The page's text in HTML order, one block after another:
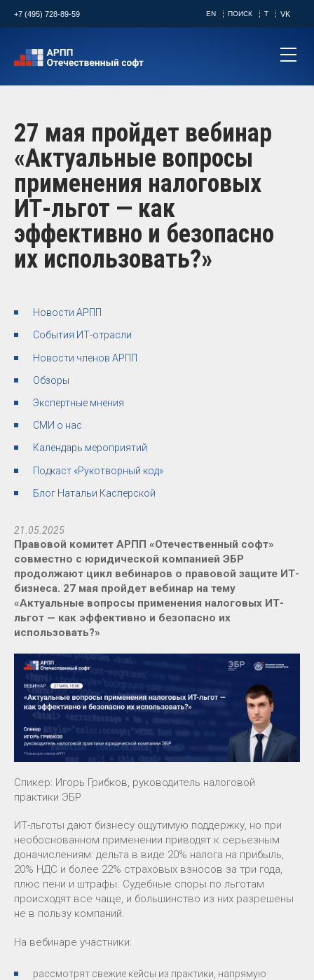
+7 (495) 728-89-59 EN ПОИСК T VK
27 мая пройдет вебинар
«Актуальные вопросы
применения налоговых
ИТ-льгот — как
эффективно и безопасно
их использовать?»
Новости АРПП
События ИТ-отрасли
Новости членов АРПП
Обзоры
Экспертные мнения
СМИ о нас
Календарь мероприятий
Подкаст «Рукотворный код»
Блог Натальи Касперской
21.05.2025
Правовой комитет АРПП «Отечественный софт»
совместно с юридической компанией ЭБР
продолжают цикл вебинаров о правовой защите ИТ-
бизнеса. 27 мая пройдет вебинар на тему
«Актуальные вопросы применения налоговых ИТ-
льгот — как эффективно и безопасно их
использовать?»
Спикер: Игорь Грибков, руководитель налоговой
практики ЭБР
ИТ-льготы дают бизнесу ощутимую поддержку, но при
необоснованном применении приводят к серьезным
доначислениям: дельта в виде 20% налога на прибыль,
20% НДС и более 22% страховых взносов за три года,
плюс пени и штрафы. Судебные споры по льготам
происходят все чаще, и большинство из них разрешены
не в пользу компаний.
На вебинаре участники:
рассмотрят свежие кейсы из практики, напрямую